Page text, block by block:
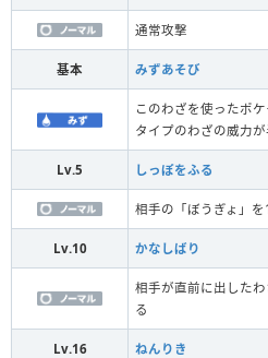
通常攻撃
基本 みずあそび
このわざを使ったポ
タイプのわざの威力
Lv.5 しっぽをふる
相手の「ぼうぎょ」を
Lv.10 かなしばり
相手が直前に出した
る
Lv.16 ねんりき